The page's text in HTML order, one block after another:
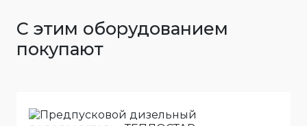
С этим оборудованием
покупают